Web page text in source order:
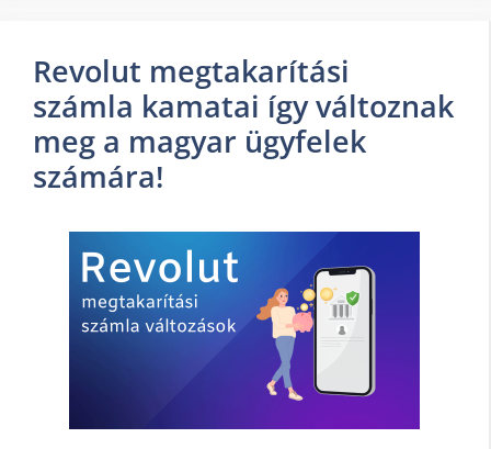
Revolut megtakarítási
számla kamatai így változnak
meg a magyar ügyfelek
számára!